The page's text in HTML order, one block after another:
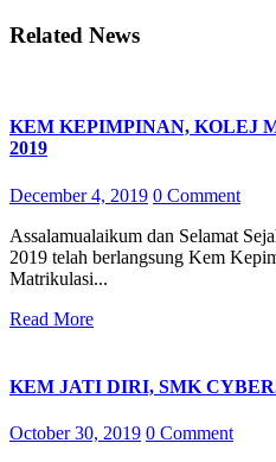
Related News
KEM KEPIMPINAN, KOLEJ
2019
December 4, 2019 0 Comment
Assalamualaikum dan Selamat
2019 telah berlangsung Kem
Matrikulasi...
Read More
KEM JATI DIRI, SMK
October 30, 2019 0 Comment